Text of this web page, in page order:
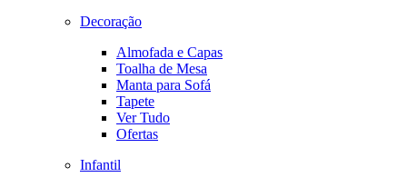
Decoração
Almofada e Capas
Toalha de Mesa
Manta para Sofá
Tapete
Ver Tudo
Ofertas
Infantil